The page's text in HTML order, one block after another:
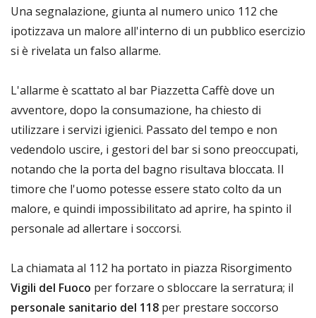
Una segnalazione, giunta al numero unico 112 che
ipotizzava un malore all'interno di un pubblico esercizio
si è rivelata un falso allarme.
L'allarme è scattato al bar Piazzetta Caffè dove un
avventore, dopo la consumazione, ha chiesto di
utilizzare i servizi igienici. Passato del tempo e non
vedendolo uscire, i gestori del bar si sono preoccupati,
notando che la porta del bagno risultava bloccata. Il
timore che l'uomo potesse essere stato colto da un
malore, e quindi impossibilitato ad aprire, ha spinto il
personale ad allertare i soccorsi.
La chiamata al 112 ha portato in piazza Risorgimento
Vigili del Fuoco per forzare o sbloccare la serratura; il
personale sanitario del 118 per prestare soccorso